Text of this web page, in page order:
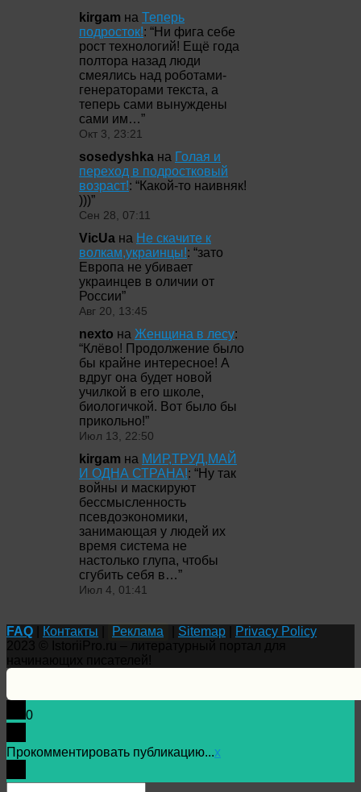
kirgam на Теперь
подросток!: “Ни фига себе
рост технологий! Ещё года
полтора назад люди
смеялись над роботами-
генераторами текста, а
теперь сами вынуждены
сами им…”
Окт 3, 23:21
sosedyshka на Голая и
переход в подростковый
возраст!: “Какой-то наивняк!
)))”
Сен 28, 07:11
VicUa на Не скачите к
волкам,украинцы!: “зато
Европа не убивает
украинцев в оличии от
России”
Авг 20, 13:45
nexto на Женщина в лесу:
“Клёво! Продолжение было
бы крайне интересное! А
вдруг она будет новой
училкой в его школе,
биологичкой. Вот было бы
прикольно!”
Июл 13, 22:50
kirgam на МИР,ТРУД,МАЙ
И ОДНА СТРАНА!: “Ну так
войны и маскируют
бессмысленность
псевдоэкономики,
занимающая у людей их
время система не
настолько глупа, чтобы
сгубить себя в…”
Июл 4, 01:41
FAQ Контакты Реклама Sitemap
Privacy Policy
0
Прокомментировать публикацию...x